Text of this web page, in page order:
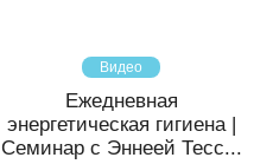
Видео
Ежедневная
энергетическая гигиена |
Семинар с Эннеей Тесс...